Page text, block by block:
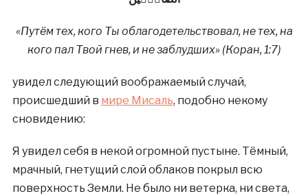
«Путём тех, кого Ты облагодетельствовал, не тех, на
кого пал Твой гнев, и не заблудших» (Коран, 1:7)
увидел следующий воображаемый случай,
происшедший в мире Мисаль, подобно некому
сновидению:
Я увидел себя в некой огромной пустыне. Тёмный,
мрачный, гнетущий слой облаков покрыл всю
поверхность Земли. Не было ни ветерка, ни света,